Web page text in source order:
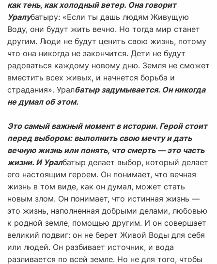
как тень, как холодный ветер. Она говорит
Уралубатыру: «Если ты дашь людям Живущую
Воду, они будут жить вечно. Но тогда мир станет
другим. Люди не будут ценить свою жизнь, потому
что она никогда не закончится. Дети не будут
радоваться каждому новому дню. Земля не сможет
вместить всех живых, и начнется борьба и
страдания». Уралбатыр задумывается. Он никогда
не думал об этом.
Это самый важный момент в истории. Герой стоит
перед выбором: выполнить свою мечту и дать
вечную жизнь или понять, что смерть — это часть
жизни. И Уралбатыр делает выбор, который делает
его настоящим героем. Он понимает, что вечная
жизнь в том виде, как он думал, может стать
новым злом. Он понимает, что истинная жизнь —
это жизнь, наполненная добрыми делами, любовью
к родной земле, помощью другим. И он совершает
великий подвиг: он не берет Живой Воды для себя
или людей. Он разбивает источник, и вода
разливается по всей земле. Но не для того, чтобы